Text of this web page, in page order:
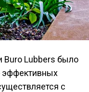
Buro Lubbers было
эффективных
с